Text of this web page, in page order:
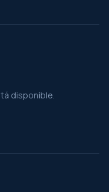
disponible.